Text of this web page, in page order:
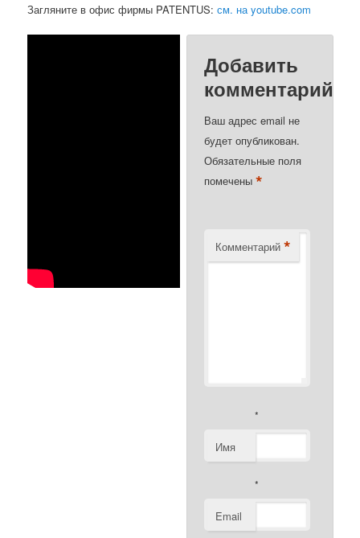
Загляните в офис фирмы PATENTUS:см. на youtube.com
Добавить
комментарий
Ваш адрес email не
будет опубликован.
Обязательные поля
помечены*
Комментарий *
Имя
*
Email
*